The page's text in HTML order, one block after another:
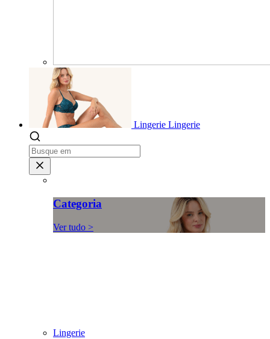
Lingerie Lingerie
Categoria
Ver tudo >
Lingerie